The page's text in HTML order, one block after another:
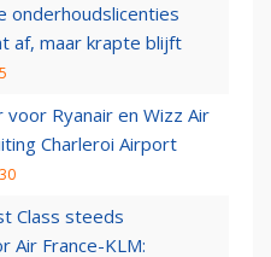
onderhoudslicenties
af, maar krapte blijft
voor Ryanair en Wizz Air
Charleroi Airport
Class steeds
Air France-KLM: